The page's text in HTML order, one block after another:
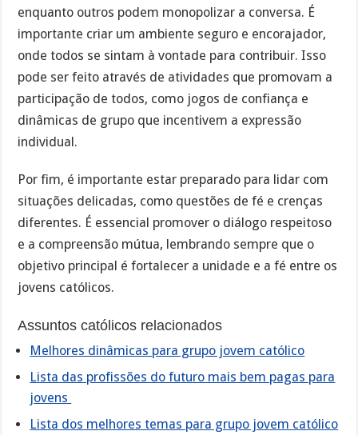
enquanto outros podem monopolizar a conversa. É
importante criar um ambiente seguro e encorajador,
onde todos se sintam à vontade para contribuir. Isso
pode ser feito através de atividades que promovam a
participação de todos, como jogos de confiança e
dinâmicas de grupo que incentivem a expressão
individual.
Por fim, é importante estar preparado para lidar com
situações delicadas, como questões de fé e crenças
diferentes. É essencial promover o diálogo respeitoso
e a compreensão mútua, lembrando sempre que o
objetivo principal é fortalecer a unidade e a fé entre os
jovens católicos.
Assuntos católicos relacionados
Melhores dinâmicas para grupo jovem católico
Lista das profissões do futuro mais bem pagas para
jovens
Lista dos melhores temas para grupo jovem católico